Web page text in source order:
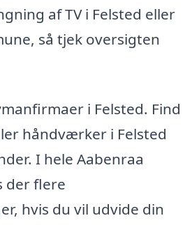
af TV i Felsted eller
så tjek oversigten
i Felsted. Find
håndværker i Felsted
I hele Aabenraa
der flere
hvis du vil udvide din